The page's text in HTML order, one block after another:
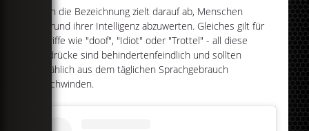
Denn die Bezeichnung zielt darauf ab, Menschen
aufgrund ihrer Intelligenz abzuwerten. Gleiches gilt für
Begriffe wie "doof", "Idiot" oder "Trottel" - all diese
Ausdrücke sind behindertenfeindlich und sollten
allmählich aus dem täglichen Sprachgebrauch
verschwinden.